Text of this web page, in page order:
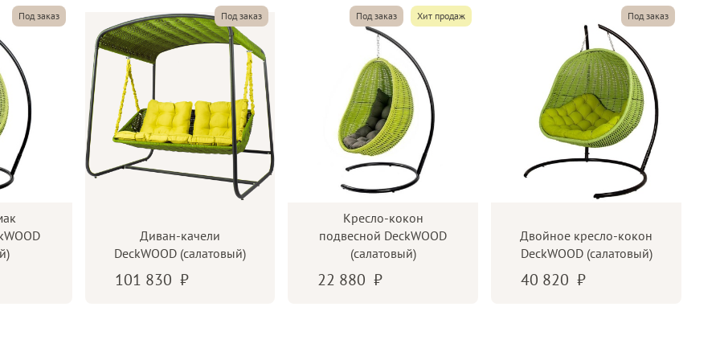
Разрешённая нагрузка до
100 кг
Подушка
С подушкой под спину и сидение
Обивка
Полиэстер
Под заказ Под заказ
Диван-качели
DeckWOOD (салатовый)
101 830
Под заказ Хит продаж
Кресло-кокон
подвесной DeckWOOD
(салатовый)
22 880
Под заказ
Двойное кресло-кокон
DeckWOOD (салатовый)
40 820